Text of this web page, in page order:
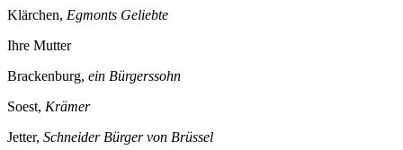
Klärchen, Egmonts Geliebte
Ihre Mutter
Brackenburg, ein Bürgerssohn
Soest, Krämer
Jetter, Schneider Bürger von Brüssel